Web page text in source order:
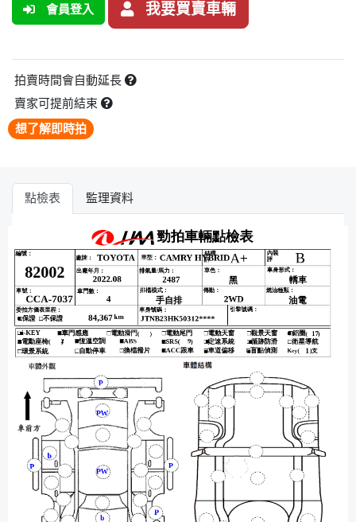
會員登入 我要買賣車輛
拍賣時間會自動延長
賣家可提前結束
想了解即時拍
點檢表 監理資料